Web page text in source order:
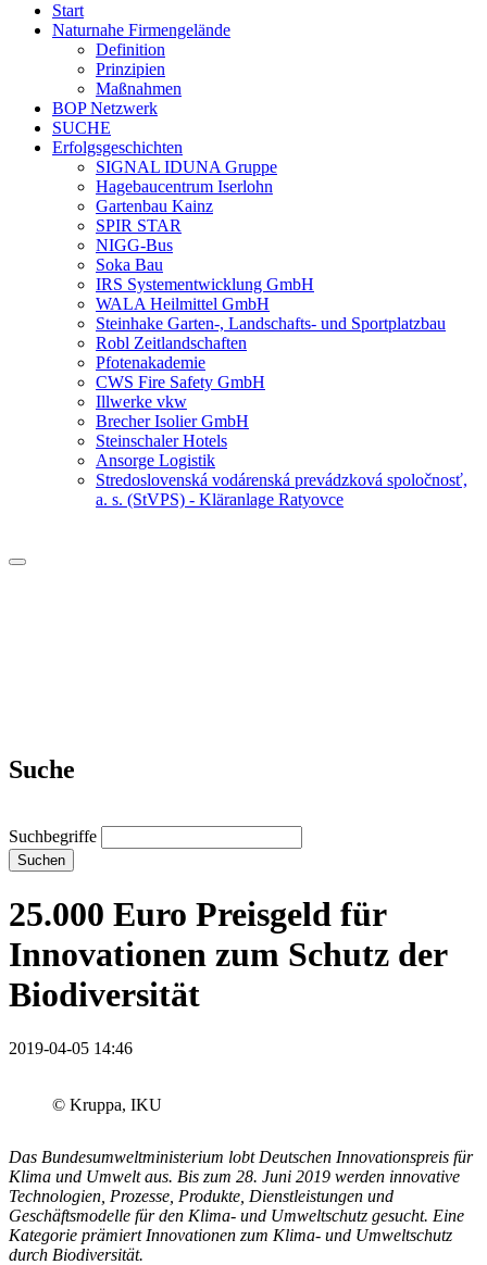
Start
Naturnahe Firmengelände
Definition
Prinzipien
Maßnahmen
BOP Netzwerk
SUCHE
Erfolgsgeschichten
SIGNAL IDUNA Gruppe
Hagebaucentrum Iserlohn
Gartenbau Kainz
SPIR STAR
NIGG-Bus
Soka Bau
IRS Systementwicklung GmbH
WALA Heilmittel GmbH
Steinhake Garten-, Landschafts- und Sportplatzbau
Robl Zeitlandschaften
Pfotenakademie
CWS Fire Safety GmbH
Illwerke vkw
Brecher Isolier GmbH
Steinschaler Hotels
Ansorge Logistik
Stredoslovenská vodárenská prevádzková spoločnosť,
a. s. (StVPS) - Kläranlage Ratyovce
Suche
Suchbegriffe
Suchen
25.000 Euro Preisgeld für
Innovationen zum Schutz der
Biodiversität
2019-04-05 14:46
© Kruppa, IKU
Das Bundesumweltministerium lobt Deutschen Innovationspreis für
Klima und Umwelt aus. Bis zum 28. Juni 2019 werden innovative
Technologien, Prozesse, Produkte, Dienstleistungen und
Geschäftsmodelle für den Klima- und Umweltschutz gesucht. Eine
Kategorie prämiert Innovationen zum Klima- und Umweltschutz
durch Biodiversität.